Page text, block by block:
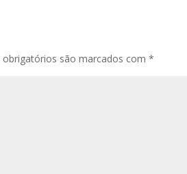
obrigatórios são marcados com*